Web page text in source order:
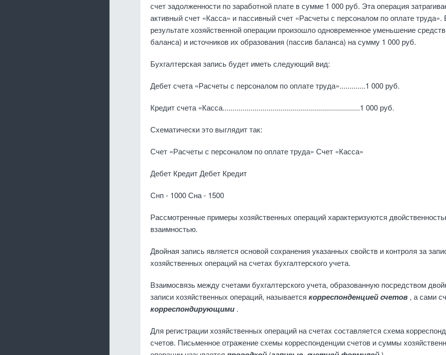
счет задолженности по заработной плате в сумме 1 000 руб. Эта операция
активный счет «Кас­са» и пассивный счет «Рас­четы с персоналом по оплате труда».
результате хозяйственной операции произошло одновременное уменьшение
баланса) и источ­ников их образова­ния (пассив баланса) на сумму 1 000 руб.
Бухгалтерская запись будет иметь следующий вид:
Дебет счета «Рас­четы с персоналом по оплате труда».............1 000 руб.
Кредит счета «Касса.....................................................................1 000 руб.
Схематически это выглядит так:
Счет «Расчеты с персоналом по оплате труда» Счет «Касса»
Дебет Кредит Дебет Кредит
Снп - 1000 Сна - 1500
Рассмотренные примеры хозяйственных операций характери­зуются
взаимностью.
Двойная запись является основой сохранения указанных свойств и контроля за
хозяйственных операций на счетах бух­галтерского учета.
Взаимосвязь между счетами бухгалтерского учета, образован­ную посредством
записи хозяйственных операций, на­зывается корреспонденцией счетов , а сами
корреспондирую­щими .
Для регистрации хозяйственных операций на счетах составля­ется схема
счетов. Письменное отражение схе­мы корреспонденции счетов и суммы